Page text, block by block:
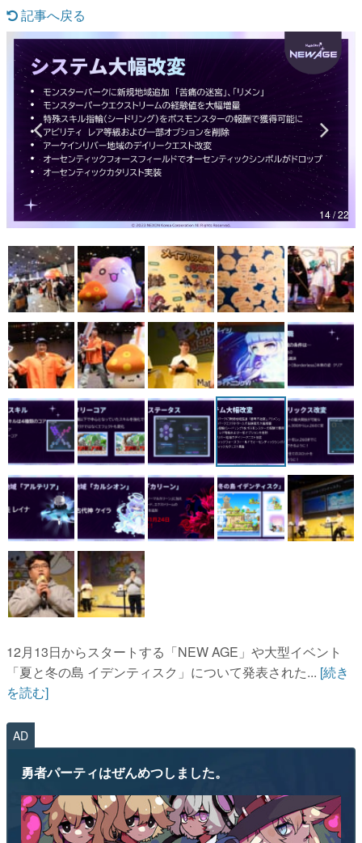
なんでゲームは面白い？
ゲーム開発者・hamatsu氏がゲームの魅力を画面や操作の
具体的な形から解き明かしていく、硬派で骨太な評論連載
です。
ゲームが変えた日本語
「経験値」「裏技」「ラスボス」… ゲームにまつわる言葉
の起源や用法の変遷を、コンピューター文化史研究家・タ
イニーP氏が徹底調査。
カテゴリ
特集記事
マンガ
女性向け
アプリレビュー
その他
電ファミニコゲーマーとは？
運営：株式会社マレ
記事へ戻る
14 / 22
12月13日からスタートする「NEW AGE」や大型イベント
「夏と冬の島 イデンティスク」について発表された... [続き
を読む]
AD
勇者パーティはぜんめつしました。